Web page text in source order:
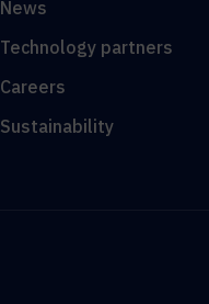
News
Technology partners
Careers
Sustainability